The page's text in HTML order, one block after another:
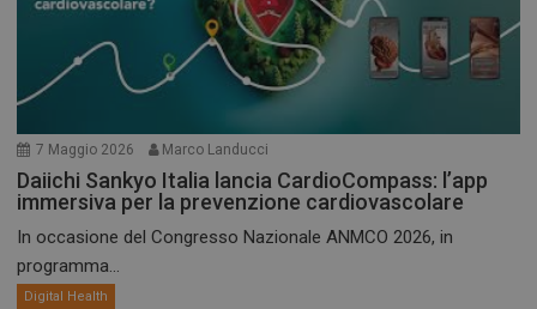
7 Maggio 2026 Marco Landucci
Daiichi Sankyo Italia lancia CardioCompass: l’app
immersiva per la prevenzione cardiovascolare
In occasione del Congresso Nazionale ANMCO 2026, in
programma...
Digital Health